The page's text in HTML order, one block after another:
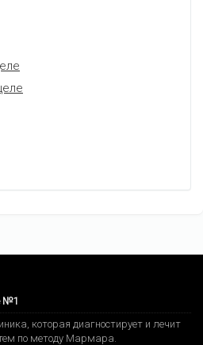
№1
которая диагностирует и лечит
по методу Мармара.